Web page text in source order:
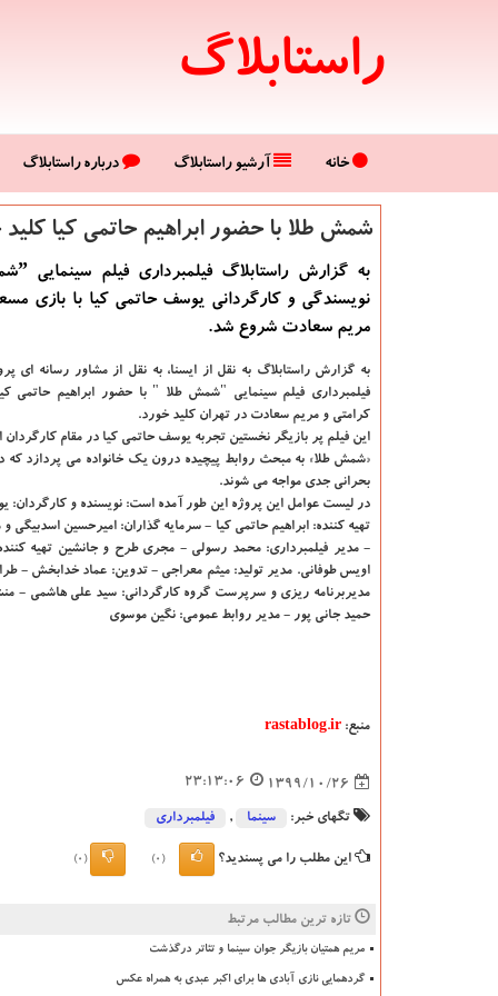
راستابلاگ
خانه آرشیو راستابلاگ درباره راستابلاگ
شمش طلا با حضور ابراهیم حاتمی كیا
نویسندگی و کارگردانی یوسف حاتمی کیا با بازی
مریم سعادت شروع شد.
به گزارش راستابلاگ به نقل از ایسنا، به نقل از مشاور رسانه ای
فیلمبرداری فیلم سینمایی "شمش طلا " با حضور ابراهیم حاتمی
کرامتی و مریم سعادت در تهران کلید خورد.
این فیلم پر بازیگر نخستین تجربه یوسف حاتمی کیا در مقام
«شمش طلا» به مبحث روابط پیچیده درون یک خانواده می پردازد که
بحرانی جدی مواجه می شوند.
در لیست عوامل این پروژه این طور آمده است: نویسنده و کارگردان:
تهیه کننده: ابراهیم حاتمی کیا - سرمایه گذاران: امیرحسین
- مدیر فیلمبرداری: محمد رسولی - مجری طرح و جانشین تهیه
اویس طوفانی. مدیر تولید: میثم معراجی - تدوین: عماد خدابخش -
مدیربرنامه ریزی و سرپرست گروه کارگردانی: سید علی هاشمی -
حمید جانی پور - مدیر روابط عمومی: نگین موسوی
منبع: rastablog.ir
1399/10/26
23:13:06
تگهای خبر: سینما , فیلمبرداری
این مطلب را می پسندید؟ (0)
(0)
تازه ترین مطالب مرتبط
مریم همتیان بازیگر جوان سینما و تئاتر درگذشت
گردهمایی نازی آبادی ها برای اکبر عبدی به همراه عکس